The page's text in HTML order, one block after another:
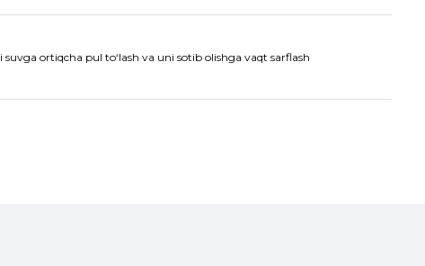
ortiqcha pul to‘lash va uni sotib olishga vaqt sarflash